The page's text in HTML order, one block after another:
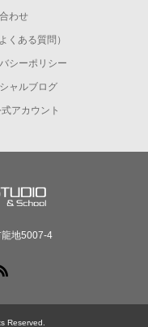
わせ
くある質問）
シーポリシー
ャルブログ
アカウント
地5007-4
Reserved.